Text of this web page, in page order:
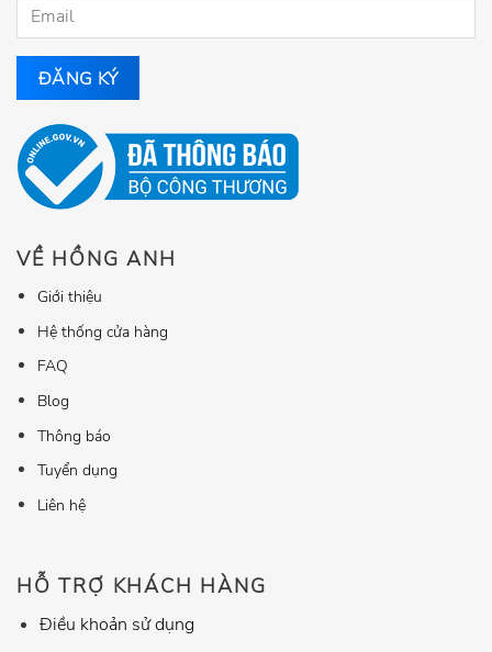
VỀ HỒNG ANH
Giới thiệu
Hệ thống cửa hàng
FAQ
Blog
Thông báo
Tuyển dụng
Liên hệ
HỖ TRỢ KHÁCH HÀNG
Điều khoản sử dụng